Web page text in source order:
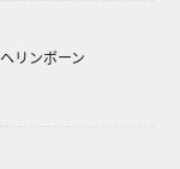
ヘリンボーン